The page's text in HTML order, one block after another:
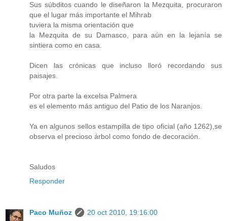
Sus súbditos cuando le diseñaron la Mezquita, procuraron
que el lugar más importante el Mihrab
tuviera la misma orientación que
la Mezquita de su Damasco, para aún en la lejanía se
sintiera como en casa.
Dicen las crónicas que incluso lloró recordando sus
paisajes.
Por otra parte la excelsa Palmera
es el elemento más antiguo del Patio de los Naranjos.
Ya en algunos sellos estampilla de tipo oficial (año 1262),se
observa el precioso árbol como fondo de decoración.
Saludos
Responder
Paco Muñoz
20 oct 2010, 19:16:00